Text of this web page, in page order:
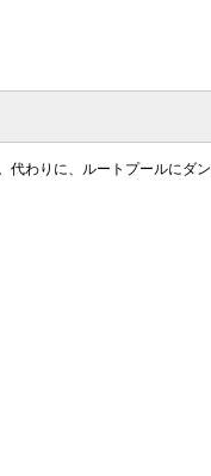
わりに、ルートプールにダ